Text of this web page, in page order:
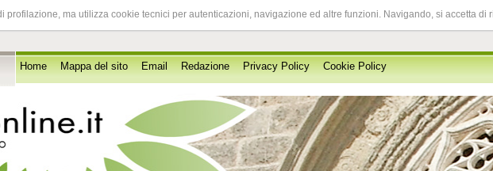
profilazione, ma utilizza cookie tecnici per autenticazioni, navigazione ed altre funzioni. Navigando, si accetta
Home Mappa del sito Email Redazione Privacy Policy Cookie Policy